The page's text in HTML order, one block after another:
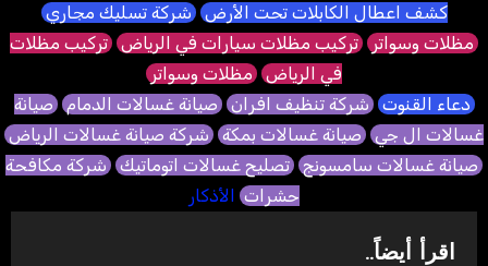
كشف اعطال الكابلات تحت الأرض شركة تسليك مجاري
مظلات وسواتر تركيب مظلات سيارات في الرياض تركيب مظلات
في الرياض مظلات وسواتر
دعاء القنوت شركة تنظيف افران صيانة غسالات الدمام صيانة
غسالات ال جي صيانة غسالات بمكة شركة صيانة غسالات الرياض
صيانة غسالات سامسونج تصليح غسالات اتوماتيك شركة مكافحة
حشرات الأذكار
اقرأ أيضاً..